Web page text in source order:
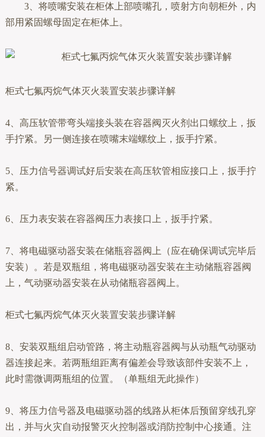
3、将喷嘴安装在柜体上部喷嘴孔，喷射方向朝柜外，内
部用紧固螺母固定在柜体上。
柜式七氟丙烷气体灭火装置安装步骤详解
4、高压软管带弯头端接头装在容器阀灭火剂出口螺纹上，扳
手拧紧。另一侧连接在喷嘴末端螺纹上，扳手拧紧。
5、压力信号器调试好后安装在高压软管相应接口上，扳手拧
紧。
6、压力表安装在容器阀压力表接口上，扳手拧紧。
7、将电磁驱动器安装在储瓶容器阀上（应在确保调试完毕后
安装）。若是双瓶组，将电磁驱动器安装在主动储瓶容器阀
上，气动驱动器安装在从动储瓶容器阀上。
柜式七氟丙烷气体灭火装置安装步骤详解
8、安装双瓶组启动管路，将主动瓶容器阀与从动瓶气动驱动
器连接起来。若两瓶组距离有偏差会导致该部件安装不上，
此时需微调两瓶组的位置。（单瓶组无此操作）
9、将压力信号器及电磁驱动器的线路从柜体后预留穿线孔穿
出，并与火灾自动报警灭火控制器或消防控制中心接通。注